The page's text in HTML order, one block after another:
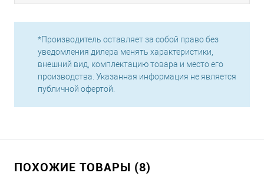
*Производитель оставляет за собой право без
уведомления дилера менять характеристики,
внешний вид, комплектацию товара и место его
производства. Указанная информация не является
публичной офертой.
ПОХОЖИЕ ТОВАРЫ (8)